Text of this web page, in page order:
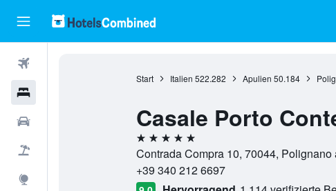
Start Italien 522.282 Apulien 50.184
Casale Porto
5 Sterne
Contrada Compra 10, 70044,
+39 340 212 6697